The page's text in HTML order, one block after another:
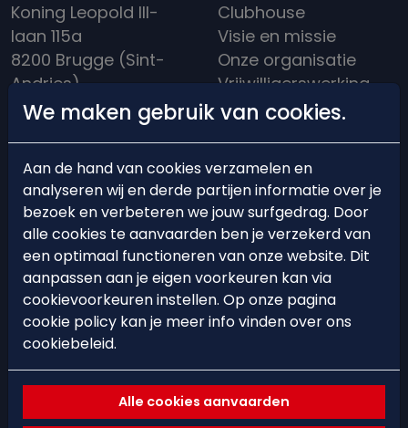
Koning Leopold III-
laan 115a
8200 Brugge (Sint-
Andries)
info@hockeybrugge.be
Clubhuis: +32 50 39
Clubhouse
Visie en missie
Onze organisatie
Vrijwilligerswerking
Clubreglement
BEARS'ACADEMY
Lid worden
Starten met hockey
Trainingsschema
Ploegindeling
Spelregels &
EVENTS
Events
Clinics
We maken gebruik van cookies.
Aan de hand van cookies verzamelen en
analyseren wij en derde partijen informatie over je
bezoek en verbeteren we jouw surfgedrag. Door
alle cookies te aanvaarden ben je verzekerd van
een optimaal functioneren van onze website. Dit
aanpassen aan je eigen voorkeuren kan via
cookievoorkeuren instellen. Op onze pagina
cookie policy kan je meer info vinden over ons
cookiebeleid.
Alle cookies aanvaarden